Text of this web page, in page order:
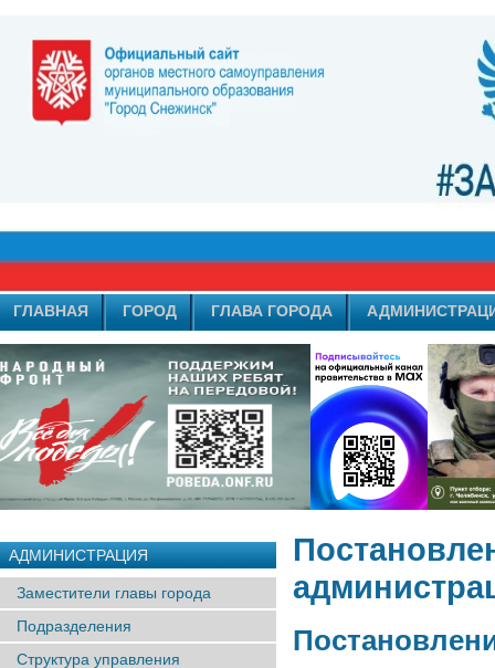
ГЛАВНАЯ ГОРОД ГЛАВА ГОРОДА
АДМИНИСТРАЦИЯ
Заместители главы города
Подразделения
Структура управления